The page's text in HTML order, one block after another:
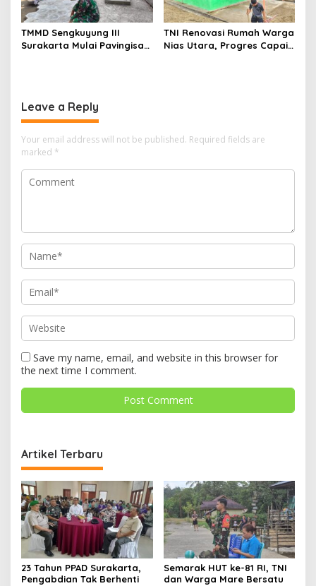
TMMD Sengkuyung III
Surakarta Mulai Pavingisasi
TNI Renovasi Rumah Warga
Nias Utara, Progres Capai
Leave a Reply
Your email address will not be published. Required fields are
marked *
Save my name, email, and website in this browser for
the next time I comment.
Artikel Terbaru
23 Tahun PPAD Surakarta,
Pengabdian Tak Berhenti
Semarak HUT ke-81 RI, TNI
dan Warga Mare Bersatu